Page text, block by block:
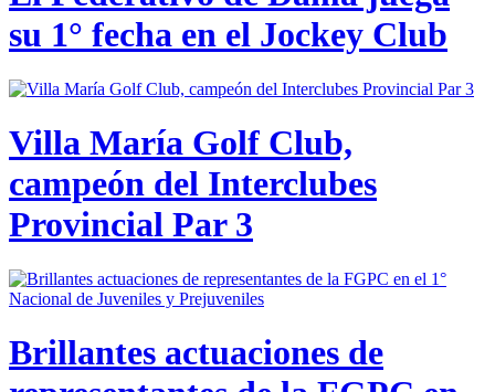
su 1° fecha en el Jockey Club
Villa María Golf Club,
campeón del Interclubes
Provincial Par 3
Brillantes actuaciones de